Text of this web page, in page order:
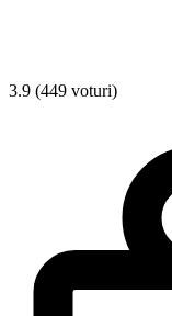
3.9 (449 voturi)